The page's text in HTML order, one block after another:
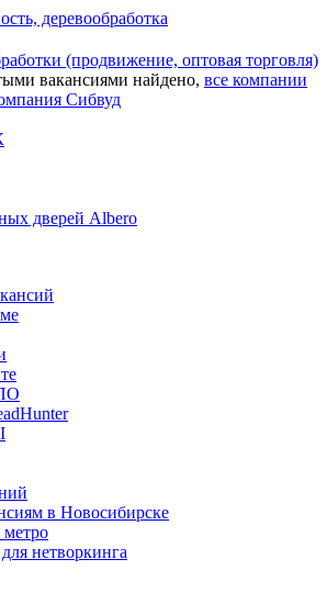
деревообработка
(продвижение, оптовая торговля)
вакансиями найдено, все компании
Сибвуд
дверей Albero
в Новосибирске
метро
нетворкинга